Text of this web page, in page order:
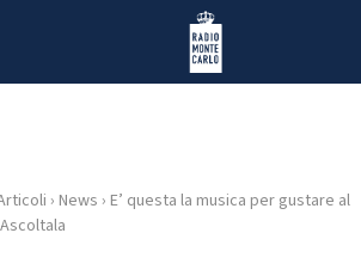
Radio Monte Carlo
› News › E’ questa la musica per gustare al